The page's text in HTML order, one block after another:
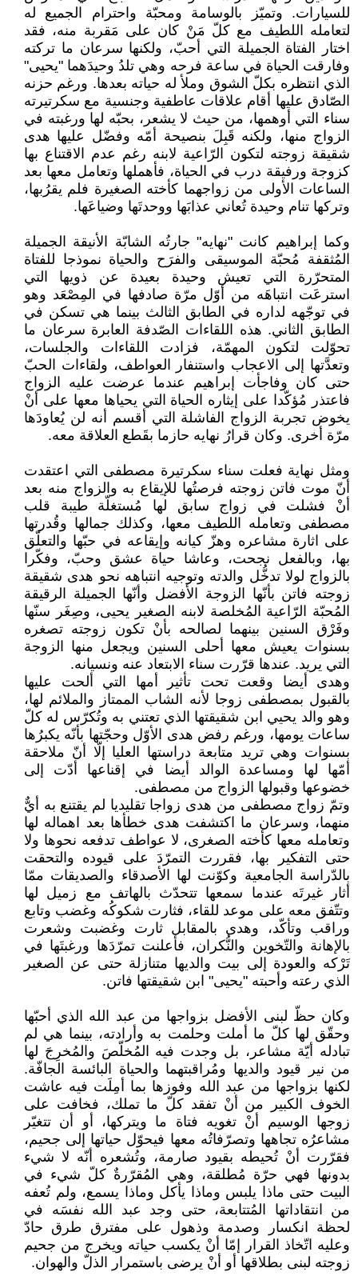
للسيارات. وتميّز بالوسامة ومحبّة واحترام الجميع له
لتعامله اللطيف مع كلّ مَنْ كان على مَقربة منه، فقد
اختار الفتاة الجميلة التي أحبّ، ولكنها سرعان ما تركته
وفارقت الحياة في ساعة فرحه وهي تلدُ وحيدَهما "يحيى"
الذي انتظره بكلّ الشوق وملأ له حياته بعدها. ورغم حزنه
الصّادق عليها أقام علاقات عاطفية وجنسية مع سكرتيرته
سناء التي أوهمها، من حيث لا يشعر، بحبّه لها ورغبته في
الزواج منها، ولكنه قَبِلَ بنصيحة أمّه وفضّل عليها هدى
شقيقة زوجته لتكون الرّاعية لابنه رغم عدم الاقتناع بها
كزوجة ورفيقة درب في الحياة، فأهملها وتعامل معها بعد
الساعات الأولى من زواجهما كأخته الصغيرة فلم يقرُبها،
وتركها تنام وحيدة تُعاني عذابَها ووحدتَها وضياعَها.
وكما إبراهيم كانت "نهايه" جارتُه الشابّة الأنيقة الجميلة
المُثقفة مُحبّة الموسيقى والفرَح والحياة نموذجا للفتاة
المتحرّرة التي تعيش وحيدة بعيدة عن ذويها التي
استرعَت انتباهَه من أوّل مرّة صادفها في المِصْعَد وهو
في توجّهه لداره في الطابق الثالث بينما هي تسكن في
الطابق الثاني. هذه اللقاءات الصّدفة العابرة سرعان ما
تحوّلت لتكون المهمّة، فزادت اللقاءات والجلسات،
وتعدَّتها إلى الاعجاب واستنفار العواطف، ولقاءات الحبّ
حتى كان وفاجأت إبراهيم عندما عرضت عليه الزواج
فاعتذر مُؤكّدا على إيثاره الحياة التي يحياها معها على أنْ
يخوض تجربة الزواج الفاشلة التي أقسم أنه لن يُعاودَها
مرّة أخرى. وكان قرارُ نهايه حازما بقَطع العلاقة معه.
ومثل نهاية فعلت سناء سكرتيرة مصطفى التي اعتقدت
أنّ موت فاتن زوجته فرصتُها للإيقاع به والزواج منه بعد
أنْ فشلت في زواج سابق لها مُستغلّة طيبة قلب
مصطفى وتعامله اللطيف معها، وكذلك جمالها وقُدرتها
على اثارة مشاعره وهزّ كيانه وإيقاعه في حبّها والتعلّق
بها، وبالفعل نجحت، وعاشا حياة عشق وحبّ، وفكّرا
بالزواج لولا تدخُّل والدته وتوجيه انتباهه نحو هدى شقيقة
زوجته فاتن بأنّها الزوجة الأفضل وأنّها الجميلة الرقيقة
المُحبّة الرّاعية المُخلصة لابنه الصغير يحيى، وصِغَر سنّها
وفَرْق السنين بينهما لصالحه بأنْ تكون زوجته تصغره
بسنوات يعيش معها أحلى السنين ويجعل منها الزوجة
التي يريد. عندها قرّرت سناء الابتعاد عنه ونسيانه.
وهدى أيضا وقعت تحت تأثير أمها التي ألحت عليها
بالقبول بمصطفى زوجا لأنه الشاب الممتاز والملائم لها،
وهو والد يحيي ابن شقيقتها الذي تعتني به وتُكرّس له كلّ
ساعات يومها، ورغم رفض هدى الأوّل وحجّتها بأنّه يكبرُها
بسنوات وهي تريد متابعة دراستها العليا إلّا أنّ ملاحقة
أمّها لها ومساعدة الوالد أيضا في إقناعها أدّت إلى
خضوعها وقبولها الزواج من مصطفى.
وتمّ زواج مصطفى من هدى زواجا تقليديا لم يقتنع به أيٌّ
منهما، وسرعان ما اكتشفت هدى خطأها بعد اهماله لها
وتعامله معها كأخته الصغرى، لا عواطف تدفعه نحوها ولا
حتى التفكير بها، فقررت التمرّدَ على قيوده والتحقت
بالدّراسة الجامعية وكوّنت لها الأصدقاء والصديقات ممّا
أثار غيرتَه عندما سمعها تتحدّث بالهاتف مع زميل لها
وتتّفق معه على موعد للقاء، فثارت شكوكُه وغضب وتابع
وراقب وتأكّد، وهدى بالمقابل ثارت وغضبت وشعرت
بالإهانة والتّخوين والنُّكران، فأعلنت تمرّدَها ورغبتَها في
تَرْكه والعودة إلى بيت والديها متنازلة حتى عن الصغير
الذي رعته وأحبته "يحيى" ابن شقيقتها فاتن.
وكان حظّ لبنى الأفضل بزواجها من عبد الله الذي أحبّها
وحقّق لها كلّ ما أملت وحلمت به وأرادته، بينما هي لم
تبادله أيّة مشاعر، بل وجدت فيه المُخلّصَ والمُخرِجَ لها
من نير قيود والديها ومُراقبتهما والحياة البائسة الجافّة.
لكنها بزواجها من عبد الله وفوزها بما أمِلَت فيه عاشت
الخوف الكبير من أنْ تفقد كلّ ما تملك، فخافت على
زوجها الوسيم أنْ تغويه فتاة ما ويتركها، أو أن تتغيّر
مشاعرُه تجاهها وتصرّفاتُه معها فيحوّل حياتها إلى جحيم،
فقرّرت أنْ تُحيطه بقيود صارمة، وتُشعره أنّه لا شيء
بدونها فهي حرّة مُطلقة، وهي المُقرّرةٌ كلّ شيء في
البيت حتى ماذا يلبس وماذا يأكل وماذا يسمع، ولم تُعفه
من انتقاداتها المُتتابعة، حتى وجد عبد الله نفسَه في
لحظة انكسار وصدمة وذهول على مفترق طرق حادّ
وعليه اتّخاذ القرار إمّا أنْ يكسب حياته ويخرج من جحيم
زوجته لبنى بطلاقها أو أنْ يرضى باستمرار الذلّ والهوان.